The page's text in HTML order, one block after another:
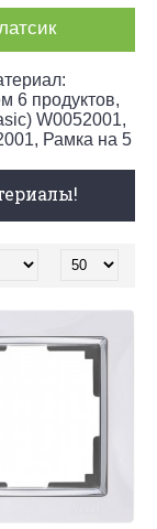
6 продуктов,
W0052001,
Рамка на 5